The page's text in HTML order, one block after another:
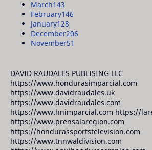
March143
February146
January128
December206
November51
DAVID RAUDALES PUBLISING LLC
https://www.hondurasimparcial.com
https://www.davidraudales.uk
https://www.davidraudales.com
https://www.hnimparcial.com https://
https://www.prensalaregion.com
https://hondurassportstelevision.com
https://www.tnnwaldivision.com